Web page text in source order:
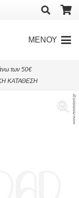
ΜΕΝΟΥ
των 50€
ΚΑΤΑΘΕΣΗ